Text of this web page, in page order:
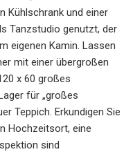
Kühlschrank und einer
Tanzstudio genutzt, der
eigenen Kamin. Lassen
mit einer übergroßen
x 60 großes
für „großes
Teppich. Erkundigen Sie
Hochzeitsort, eine
sind